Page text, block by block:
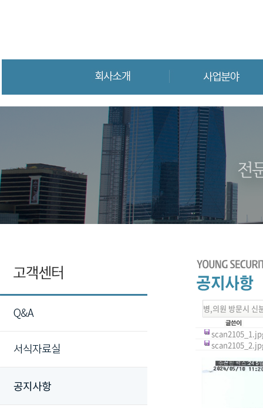
병,의원 방문시 신